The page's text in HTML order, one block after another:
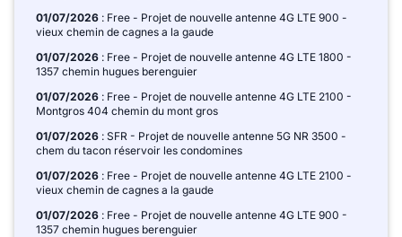
01/07/2026 : Free - Projet de nouvelle antenne 4G LTE 900 -
vieux chemin de cagnes a la gaude
01/07/2026 : Free - Projet de nouvelle antenne 4G LTE 1800 -
1357 chemin hugues berenguier
01/07/2026 : Free - Projet de nouvelle antenne 4G LTE 2100 -
Montgros 404 chemin du mont gros
01/07/2026 : SFR - Projet de nouvelle antenne 5G NR 3500 -
chem du tacon réservoir les condomines
01/07/2026 : Free - Projet de nouvelle antenne 4G LTE 2100 -
vieux chemin de cagnes a la gaude
01/07/2026 : Free - Projet de nouvelle antenne 4G LTE 900 -
1357 chemin hugues berenguier